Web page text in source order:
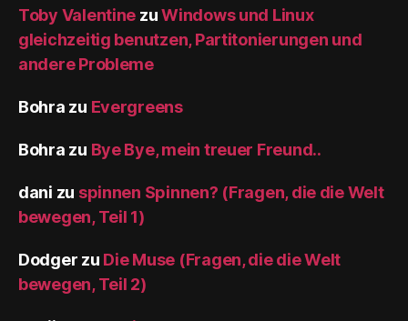
Toby Valentine zuWindows und Linux
gleichzeitig benutzen, Partitonierungen und
andere Probleme
Bohra zu Evergreens
Bohra zu Bye Bye, mein treuer Freund..
dani zu spinnen Spinnen? (Fragen, die die Welt
bewegen, Teil 1)
Dodger zu Die Muse (Fragen, die die Welt
bewegen, Teil 2)